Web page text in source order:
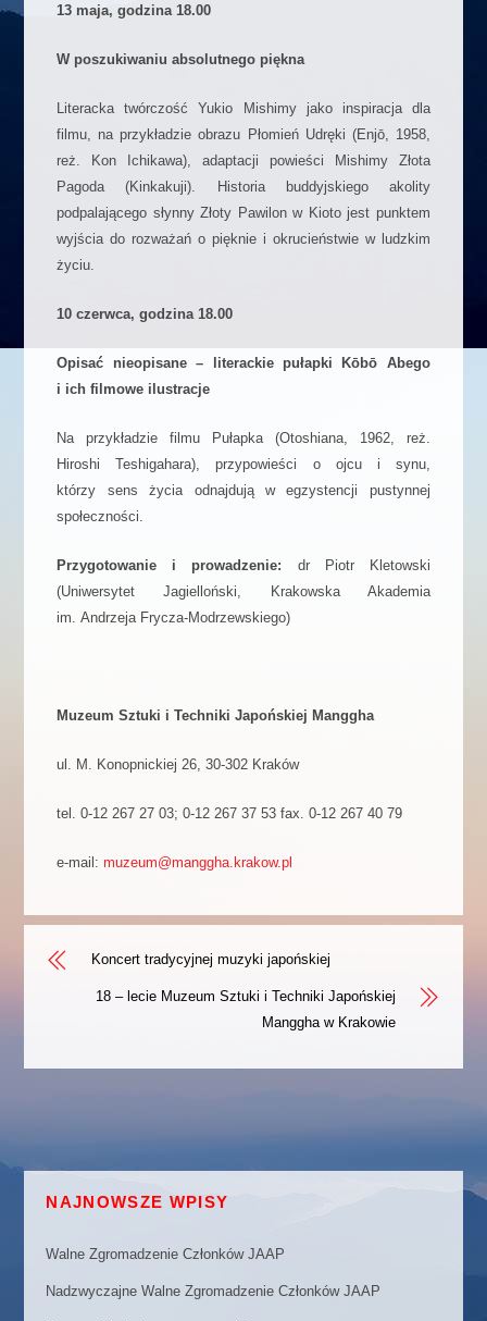
13 maja, godzina 18.00
W poszukiwaniu absolutnego piękna
Literacka twórczość Yukio Mishimy jako inspiracja dla
filmu, na przykładzie obrazu Płomień Udręki (Enjō, 1958,
reż. Kon Ichikawa), adaptacji powieści Mishimy Złota
Pagoda (Kinkakuji). Historia buddyjskiego akolity
podpalającego słynny Złoty Pawilon w Kioto jest punktem
wyjścia do rozważań o pięknie i okrucieństwie w ludzkim
życiu.
10 czerwca, godzina 18.00
Opisać nieopisane – literackie pułapki Kōbō Abego
i ich filmowe ilustracje
Na przykładzie filmu Pułapka (Otoshiana, 1962, reż.
Hiroshi Teshigahara), przypowieści o ojcu i synu,
którzy sens życia odnajdują w egzystencji pustynnej
społeczności.
Przygotowanie i prowadzenie: dr Piotr Kletowski
(Uniwersytet Jagielloński, Krakowska Akademia
im. Andrzeja Frycza-Modrzewskiego)
Muzeum Sztuki i Techniki Japońskiej Manggha
ul. M. Konopnickiej 26, 30-302 Kraków
tel. 0-12 267 27 03; 0-12 267 37 53 fax. 0-12 267 40 79
e-mail:muzeum@manggha.krakow.pl
Koncert tradycyjnej muzyki japońskiej
18 – lecie Muzeum Sztuki i Techniki Japońskiej
Manggha w Krakowie
NAJNOWSZE WPISY
Walne Zgromadzenie Członków JAAP
Nadzwyczajne Walne Zgromadzenie Członków JAAP